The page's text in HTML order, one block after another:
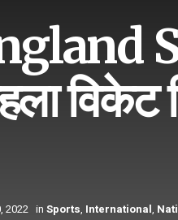
विकेट
2022 in Sports, International,